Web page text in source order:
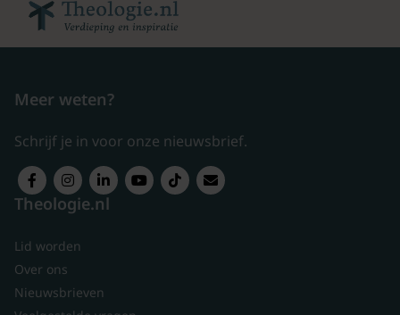
Meer weten?
Schrijf je in voor onze nieuwsbrief.
Theologie.nl
Lid worden
Over ons
Nieuwsbrieven